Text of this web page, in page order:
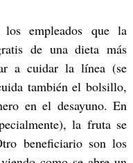
los empleados que la
de una dieta más
a cuidar la línea (se
también el bolsillo,
en el desayuno. En
la fruta se
beneficiario son los